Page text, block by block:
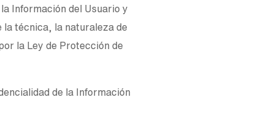
Información del Usuario y
técnica, la naturaleza de
la Ley de Protección de
de la Información